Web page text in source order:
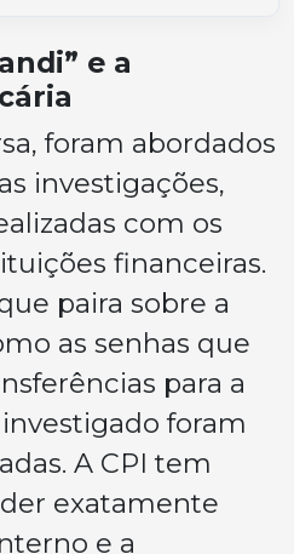
e a
foram abordados
investigações,
com os
financeiras.
paira sobre a
as senhas que
para a
foram
A CPI tem
exatamente
e a